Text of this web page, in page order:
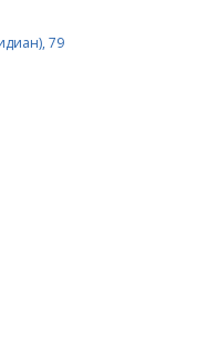
79